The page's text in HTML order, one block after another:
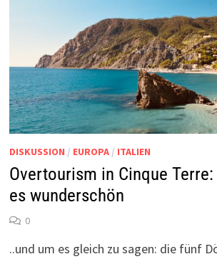
DISKUSSION / EUROPA/ ITALIEN
Overtourism in Cinque
es wunderschön
0
..und um es gleich zu sagen: die fünf